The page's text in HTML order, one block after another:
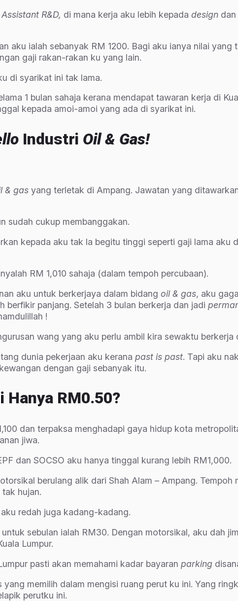
R&D, di mana kerja aku lebih kepada design dan
aku ialah sebanyak RM 1200. Bagi aku ianya nilai yang
gaji rakan-rakan ku yang lain.
di syarikat ini tak lama.
1 bulan sahaja kerana mendapat tawaran kerja di
kepada amoi-amoi yang ada di syarikat ini.
Industri Oil & Gas!
& gas yang terletak di Ampang. Jawatan yang
sudah cukup membanggakan.
kepada aku tak la begitu tinggi seperti gaji lama aku
RM 1,010 sahaja (dalam tempoh percubaan).
aku untuk berkerjaya dalam bidang oil & gas, aku
berfikir panjang. Setelah 3 bulan berkerja dan jadi
!
wang yang aku perlu ambil kira sewaktu berkerja
dunia pekerjaan aku kerana past is past. Tapi aku
dengan gaji sebanyak itu.
Hanya RM0.50?
dan terpaksa menghadapi gaya hidup kota
jiwa.
dan SOCSO aku hanya tinggal kurang lebih RM1,000.
berulang alik dari Shah Alam – Ampang. Tempoh
hujan.
redah juga kadang-kadang.
sebulan ialah RM30. Dengan motorsikal, aku dah
Lumpur.
pasti akan memahami kadar bayaran parking
yang memilih dalam mengisi ruang perut ku ini. Yang
perutku ini.